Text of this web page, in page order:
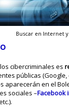
Buscar en Internet
cibercriminales es
públicas
aparecerán en el
sociales –Facebook